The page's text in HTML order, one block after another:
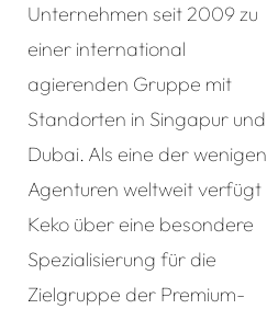
Unternehmen seit 2009 zu
einer international
agierenden Gruppe mit
Standorten in Singapur und
Dubai. Als eine der wenigen
Agenturen weltweit verfügt
Keko über eine besondere
Spezialisierung für die
Zielgruppe der Premium-